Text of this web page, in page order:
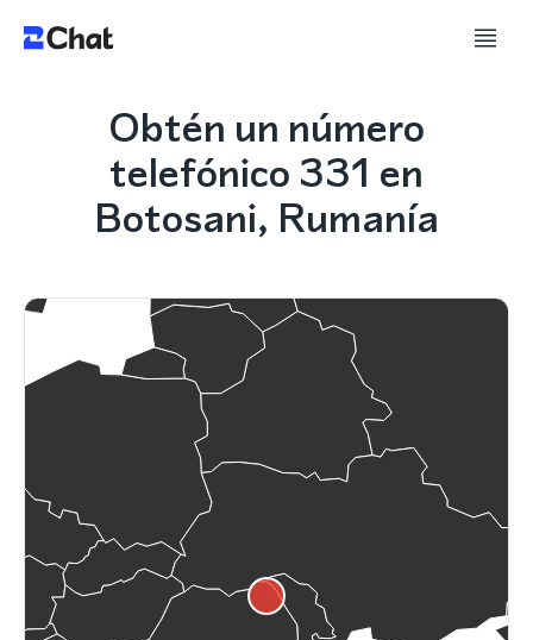
Obtén un número
telefónico 331 en
Botosani, Rumanía